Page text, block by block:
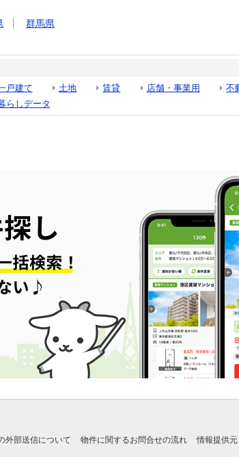
群馬県
戸建て 土地 賃貸 店舗・事業用
不
らしデータ
外部送信について 物件に関するお問合せの流れ 情報提供元